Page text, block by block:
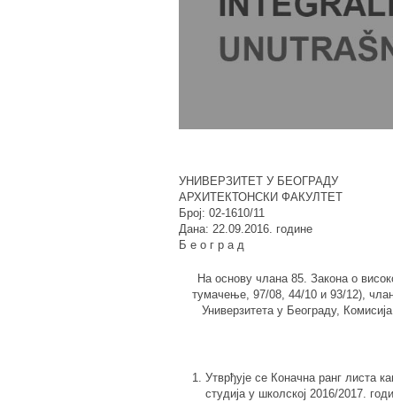
УНИВЕРЗИТЕТ У БЕОГРАДУ
АРХИТЕКТОНСКИ ФАКУЛТЕТ
Број: 02-1610/11
Дана: 22.09.2016. године
Б е о г р а д
На основу члана 85. Закона о
тумачење, 97/08, 44/10 и 93/12),
Универзитета у Београду,
Утврђује се Коначна ранг листа
студија у школској 2016/2017.